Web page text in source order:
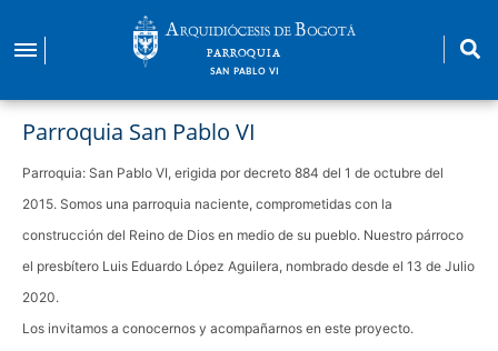
contenido
PARROQUIA
SAN PABLO VI
Parroquia San Pablo VI
Parroquia: San Pablo VI, erigida por decreto 884 del 1 de octubre del
2015. Somos una parroquia naciente, comprometidas con la
construcción del Reino de Dios en medio de su pueblo. Nuestro párroco
el presbítero Luis Eduardo López Aguilera, nombrado desde el 13 de Julio
2020.
Los invitamos a conocernos y acompañarnos en este proyecto.